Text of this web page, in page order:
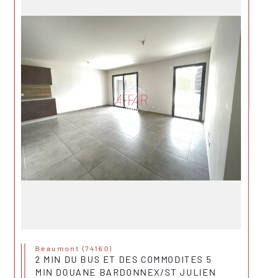
Beaumont (74160)
2 MIN DU BUS ET DES COMMODITES 5
MIN DOUANE BARDONNEX/ST JULIEN